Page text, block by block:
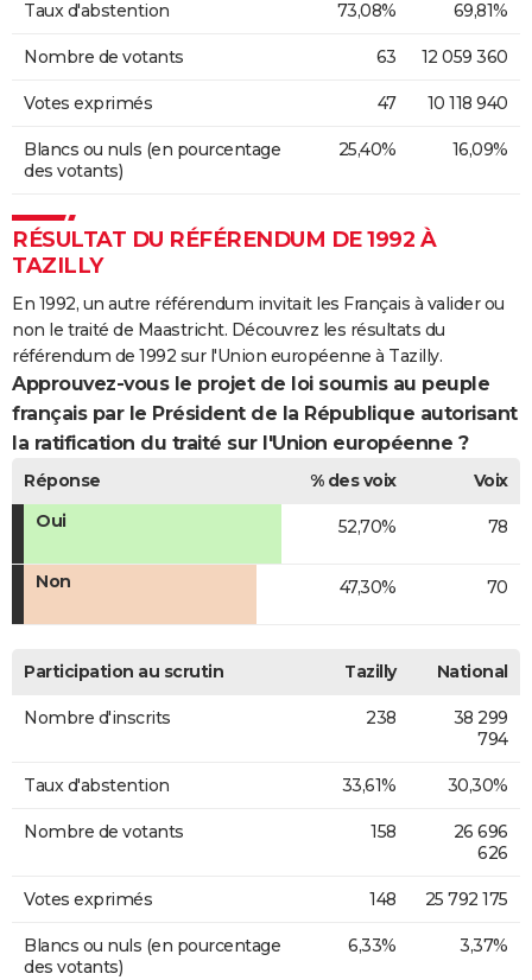
Taux d'abstention 73,08% 69,81%
Nombre de votants 63 12 059 360
Votes exprimés 47 10 118 940
Blancs ou nuls (en pourcentage
des votants)
25,40% 16,09%
RÉSULTAT DU RÉFÉRENDUM DE 1992 À
TAZILLY
En 1992, un autre référendum invitait les Français à valider ou
non le traité de Maastricht. Découvrez les résultats du
référendum de 1992 sur l'Union européenne à Tazilly.
Approuvez-vous le projet de loi soumis au peuple
français par le Président de la République autorisant
la ratification du traité sur l'Union européenne ?
Réponse % des voix
Voix
Oui
52,70% 78
Non 47,30% 70
Participation au scrutin Tazilly National
Nombre d'inscrits 238
38 299
794
Taux d'abstention 33,61% 30,30%
Nombre de votants 158
26 696
626
Votes exprimés 148 25 792 175
Blancs ou nuls (en pourcentage
des votants)
6,33% 3,37%